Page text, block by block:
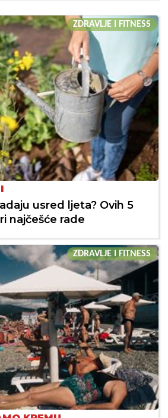
ZDRAVLJE I FITNESS
usred ljeta? Ovih 5
najčešće rade
ZDRAVLJE I FITNESS